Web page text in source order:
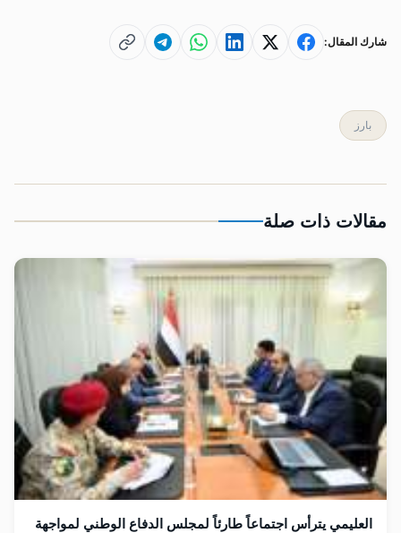
شارك المقال:
بارز
مقالات ذات صلة
العليمي يترأس اجتماعاً طارئاً لمجلس الدفاع الوطني لمواجهة